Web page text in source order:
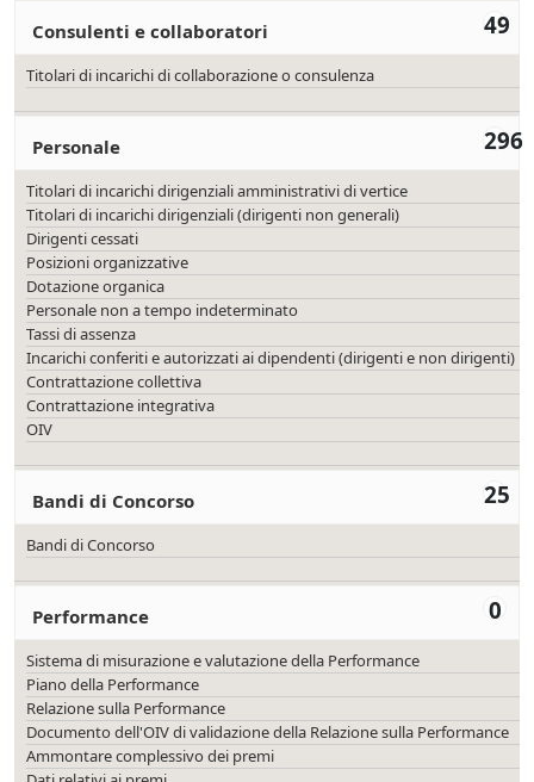
49
Consulenti e collaboratori
Titolari di incarichi di collaborazione o consulenza
296
Personale
Titolari di incarichi dirigenziali amministrativi di vertice
Titolari di incarichi dirigenziali (dirigenti non generali)
Dirigenti cessati
Posizioni organizzative
Dotazione organica
Personale non a tempo indeterminato
Tassi di assenza
Incarichi conferiti e autorizzati ai dipendenti (dirigenti e non dirigenti)
Contrattazione collettiva
Contrattazione integrativa
OIV
25
Bandi di Concorso
Bandi di Concorso
0
Performance
Sistema di misurazione e valutazione della Performance
Piano della Performance
Relazione sulla Performance
Documento dell'OIV di validazione della Relazione sulla Performance
Ammontare complessivo dei premi